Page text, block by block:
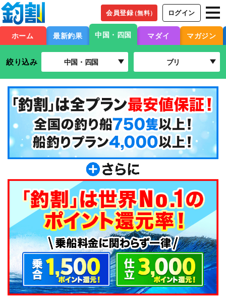
会員登録（無料） ログイン
ホーム 最新釣果 中国・四国 マダイ マガジン
絞り込み 中国・四国 ブリ